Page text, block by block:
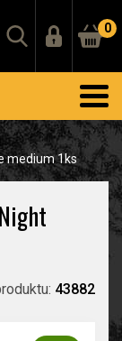
0
medium 1ks
43882